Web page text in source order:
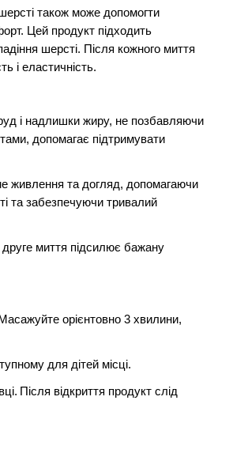
також може допомогти
Цей продукт підходить
шерсті. Після кожного миття
і еластичність.
і надлишки жиру, не позбавляючи
допомагає підтримувати
живлення та догляд, допомагаючи
та забезпечуючи тривалий
миття підсилює бажану
орієнтовно 3 хвилини,
для дітей місці.
Після відкриття продукт слід